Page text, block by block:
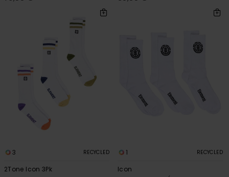
3 RECYCLED
2Tone Icon 3Pk
1 RECYCLED
Icon